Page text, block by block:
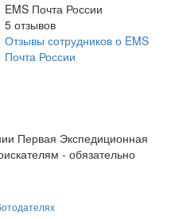
EMS Почта России
5 отзывов
Отзывы сотрудников о EMS
Почта России
Первая Экспедиционная
- обязательно